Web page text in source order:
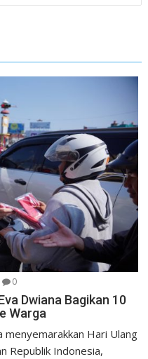
0
Dwiana Bagikan 10
Warga
menyemarakkan Hari Ulang
Republik Indonesia,